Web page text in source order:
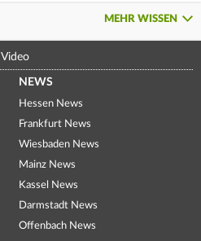
MEHR WISSEN
Video
NEWS
Hessen News
Frankfurt News
Wiesbaden News
Mainz News
Kassel News
Darmstadt News
Offenbach News